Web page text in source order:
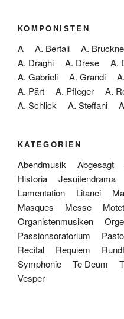
KOMPONISTEN
A A. Bertali A.
A. Draghi
A. Drese A.
A. Gabrieli
A. Grandi
A. Pärt
A. Pfleger A.
A. Schlick
A. Steffani
KATEGORIEN
Abendmusik Abgesagt
Historia
Jesuitendrama
Lamentation
Litanei
Masques
Messe
Organistenmusiken
Passionsoratorium
Recital
Requiem
Symphonie
Te Deum
Vesper